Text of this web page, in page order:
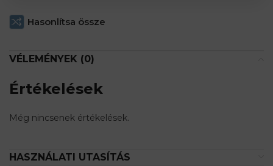
Hasonlítsa össze
VÉLEMÉNYEK (0)
Értékelések
Még nincsenek értékelések.
HASZNÁLATI UTASÍTÁS